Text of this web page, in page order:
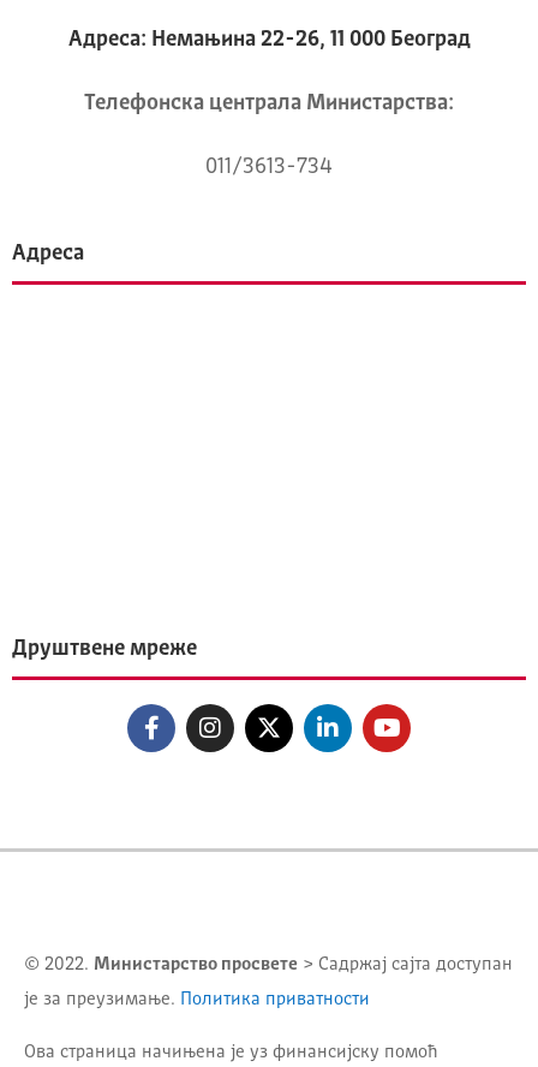
Адреса: Немањина 22-26, 11 000 Београд
Телeфонска централа Mинистарства:
011/3613-734
Адреса
Друштвене мреже
© 2022. Министарство просвете > Садржај сајта доступан
је за преузимање.
Политика приватности
Ова страница начињена је уз финансијску помоћ